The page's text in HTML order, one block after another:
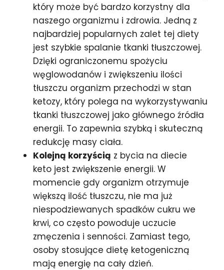
który może być bardzo korzystny dla
naszego organizmu i zdrowia. Jedną z
najbardziej popularnych zalet tej diety
jest szybkie spalanie tkanki tłuszczowej.
Dzięki ograniczonemu spożyciu
węglowodanów i zwiększeniu ilości
tłuszczu organizm przechodzi w stan
ketozy, który polega na wykorzystywaniu
tkanki tłuszczowej jako głównego źródła
energii. To zapewnia szybką i skuteczną
redukcję masy ciała.
Kolejną korzyścią z bycia na diecie
keto jest zwiększenie energii. W
momencie gdy organizm otrzymuje
większą ilość tłuszczu, nie ma już
niespodziewanych spadków cukru we
krwi, co często powoduje uczucie
zmęczenia i senności. Zamiast tego,
osoby stosujące dietę ketogeniczną
mają energię na cały dzień.